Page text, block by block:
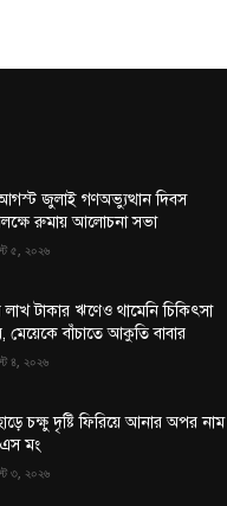
জুলাই গণঅভ্যুত্থান দিবস
রুমায় আলোচনা সভা
৫, ২০২৬
লাখ টাকার ঋণেও থামেনি চিকিৎসা
মেয়েকে বাঁচাতে আকুতি বাবার
৪, ২০২৬
চক্ষু দৃষ্টি ফিরিয়ে আনার অপর নাম
মং
৩, ২০২৬